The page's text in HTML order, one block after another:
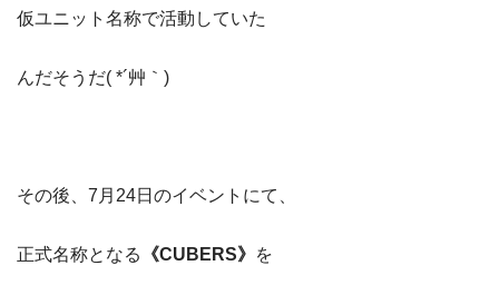
仮ユニット名称で活動していた
んだそうだ( *´艸｀)
その後、7月24日のイベントにて、
正式名称となる 《CUBERS》 を